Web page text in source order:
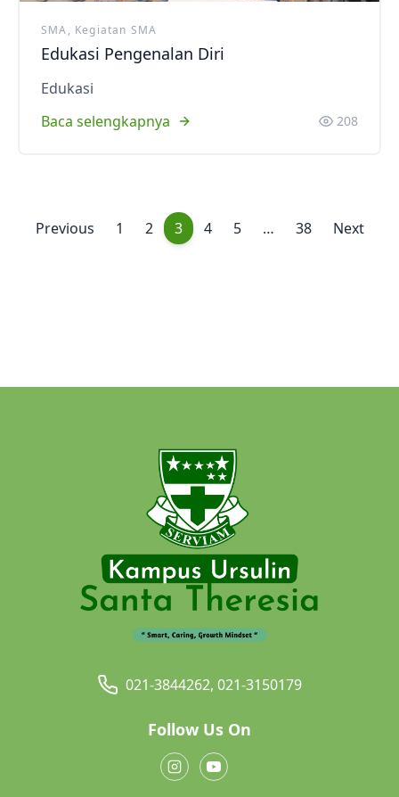
SMA, Kegiatan SMA
Edukasi Pengenalan Diri
Edukasi
Baca selengkapnya
208
Previous 1 2 3 4 5 … 38 Next
021-3844262, 021-3150179
Follow Us On